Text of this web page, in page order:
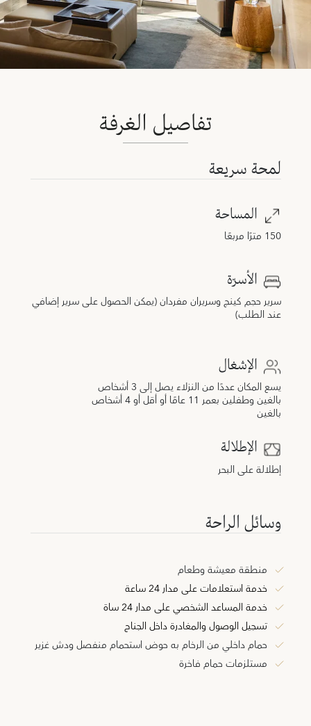
تفاصيل الغرفة
لمحة سريعة
المساحة
150 مترًا مربعًا
الأسرّة
سرير حجم كينج وسريران مفردان (يمكن الحصول على سرير إضافي
عند الطلب)
الإشغال
يسع المكان عددًا من النزلاء يصل إلى 3 أشخاص
بالغين وطفلين بعمر 11 عامًا أو أقل أو 4 أشخاص
بالغين
الإطلالة
إطلالة على البحر
وسائل الراحة
منطقة معيشة وطعام
خدمة استعلامات على مدار 24 ساعة
خدمة المساعد الشخصي على مدار 24 ساة
تسجيل الوصول والمغادرة داخل الجناح
حمام داخلي من الرخام به حوض استحمام منفصل ودش غزير
مستلزمات حمام فاخرة